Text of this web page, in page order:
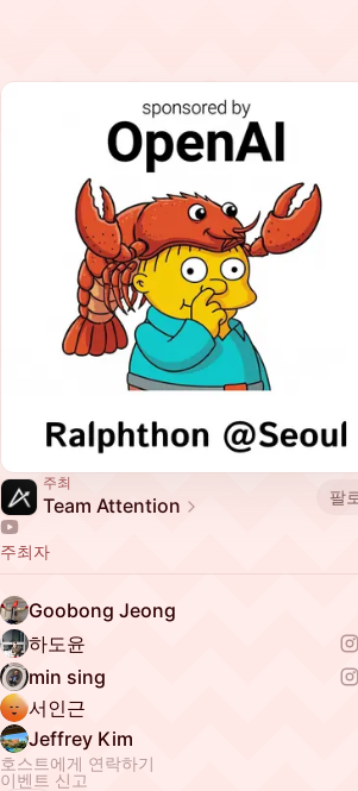
주최
Team Attention 팔
주최자
Goobong Jeong
하도윤
min sing
서인근
Jeffrey Kim
호스트에게 연락하기
이벤트 신고